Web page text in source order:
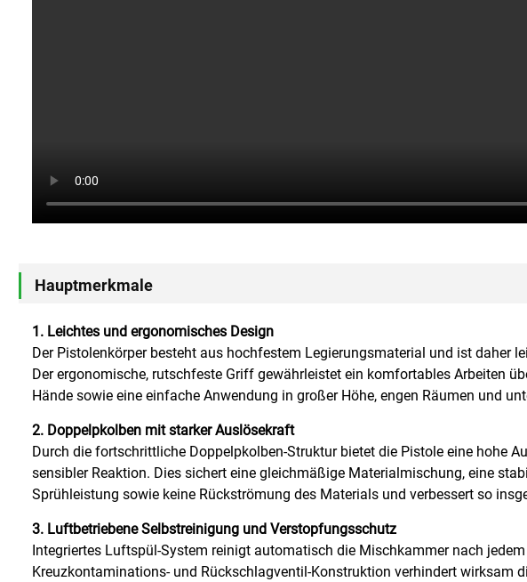
Hauptmerkmale
1. Leichtes und ergonomisches Design
Der Pistolenkörper besteht aus hochfestem Legierungsmaterial und ist daher
Der ergonomische, rutschfeste Griff gewährleistet ein komfortables Arbeiten
Hände sowie eine einfache Anwendung in großer Höhe, engen Räumen und
2. Doppelpkolben mit starker Auslösekraft
Durch die fortschrittliche Doppelpkolben-Struktur bietet die Pistole eine hohe
sensibler Reaktion. Dies sichert eine gleichmäßige Materialmischung, eine
Sprühleistung sowie keine Rückströmung des Materials und verbessert so
3. Luftbetriebene Selbstreinigung und Verstopfungsschutz
Integriertes Luftspül-System reinigt automatisch die Mischkammer nach
Kreuzkontaminations- und Rückschlagventil-Konstruktion verhindert wirksam